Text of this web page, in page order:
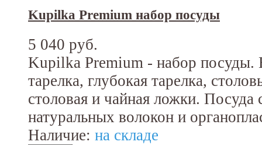
Kupilka Premium набор посуды
5 040 руб.
Kupilka Premium - набор
тарелка, глубокая тарелка,
столовая и чайная ложки. Посуда
натуральных волокон и
Наличие: на складе